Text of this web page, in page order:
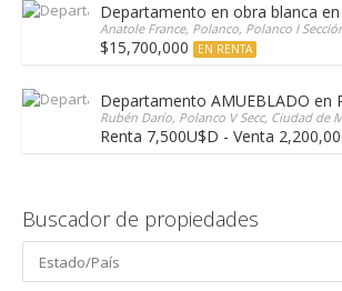
Departamento en obra blanca
Anatole France, Polanco, Polanco I
$15,700,000 EN RENTA
Departamento AMUEBLADO en
Rubén Darío, Polanco V Secc, Ciudad de
Renta 7,500U$D - Venta
Buscador de propiedades